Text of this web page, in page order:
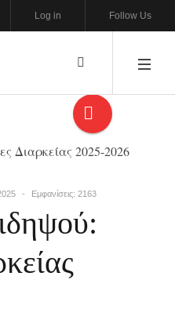
Follow Us
Log in
Εμφανίσεις: 2163